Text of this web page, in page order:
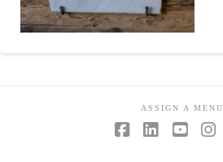
ASSIGN A MENU